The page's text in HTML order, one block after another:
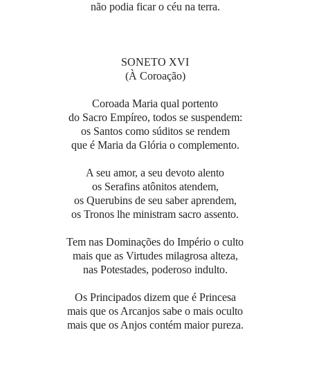
não podia ficar o céu na terra.
SONETO XVI
(À Coroação)
Coroada Maria qual portento
do Sacro Empíreo, todos se suspendem:
os Santos como súditos se rendem
que é Maria da Glória o complemento.
A seu amor, a seu devoto alento
os Serafins atônitos atendem,
os Querubins de seu saber aprendem,
os Tronos lhe ministram sacro assento.
Tem nas Dominações do Império o culto
mais que as Virtudes milagrosa alteza,
nas Potestades, poderoso indulto.
Os Principados dizem que é Princesa
mais que os Arcanjos sabe o mais oculto
mais que os Anjos contém maior pureza.